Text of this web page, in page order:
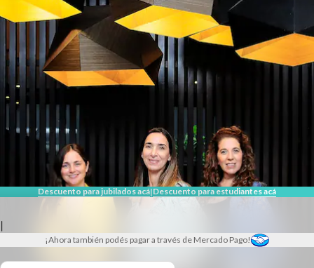
Descuento para jubilados acá|Descuento para estudiantes acá
|
¡Ahora también podés pagar a través de Mercado Pago!